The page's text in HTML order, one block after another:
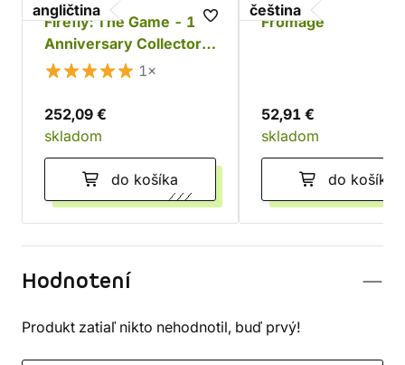
angličtina
Firefly: The Game - 10.
Anniversary Collector's
Edition
1×
252,09 €
skladom
do košíka
čeština
Fromage
52,91 €
skladom
do košíka
Hodnotení
Produkt zatiaľ nikto nehodnotil, buď prvý!